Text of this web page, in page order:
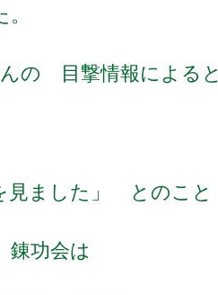
の 目撃情報によると
見ました」 とのこと
功会は